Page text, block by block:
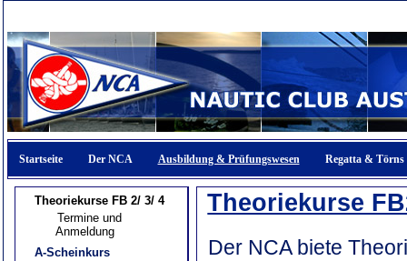
Startseite Der NCA Ausbildung & Prüfungswesen Regatta & Törns
Theoriekurse FB 2/ 3/ 4
Termine und
Anmeldung
A-Scheinkurs
Theoriekurse
Der NCA biete